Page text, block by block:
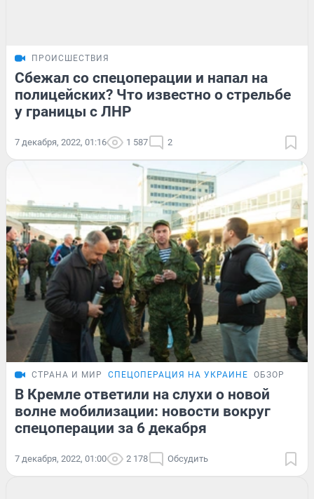
ПРОИСШЕСТВИЯ
Сбежал со спецоперации и напал на
полицейских? Что известно о стрельбе
у границы с ЛНР
7 декабря, 2022, 01:16 1 587 2
СТРАНА И МИР СПЕЦОПЕРАЦИЯ НА УКРАИНЕ ОБЗОР
В Кремле ответили на слухи о новой
волне мобилизации: новости вокруг
спецоперации за 6 декабря
7 декабря, 2022, 01:00 2 178 Обсудить